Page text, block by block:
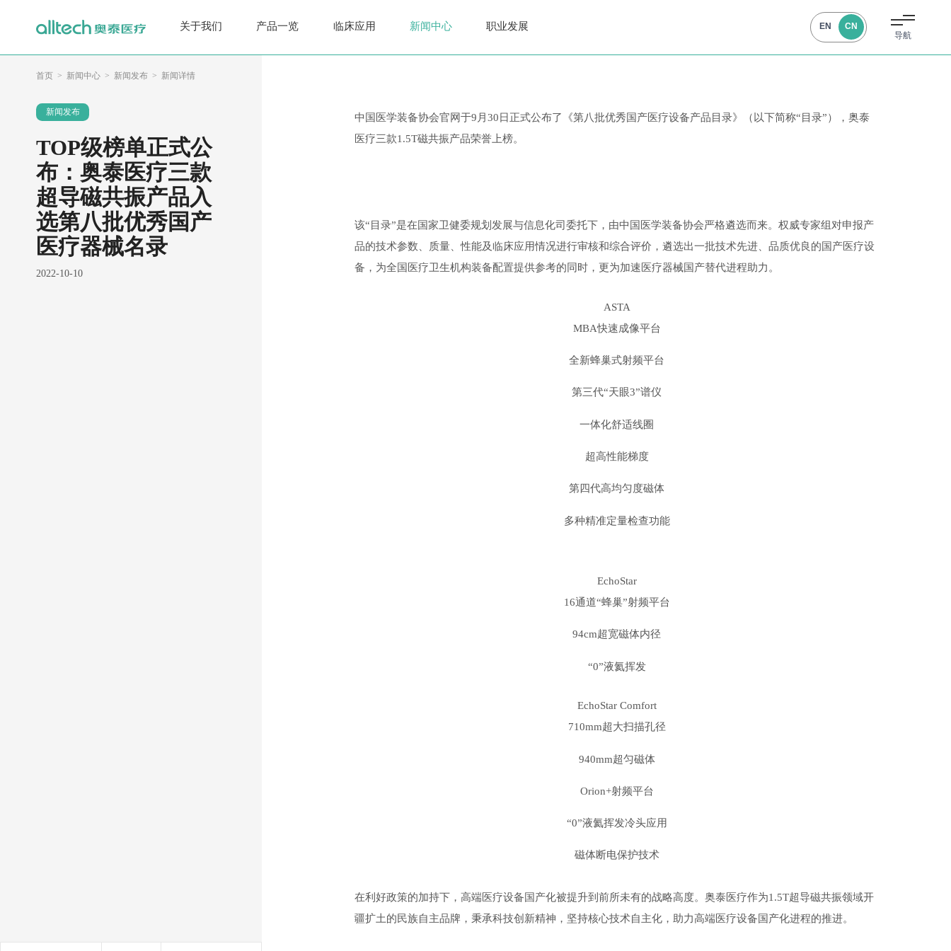
关于我们 产品一览 临床应用 新闻中心 职业发展 EN CN
导航
首页 新闻中心 新闻发布 新闻详情
新闻发布
TOP级榜单正式公
布：奥泰医疗三款
超导磁共振产品入
选第八批优秀国产
医疗器械名录
2022-10-10
中国医学装备协会官网于9月30日正式公布了《第八批优秀国产医疗设备产品目录》（以下简称“目录”），奥泰
医疗三款1.5T磁共振产品荣誉上榜。
该“目录”是在国家卫健委规划发展与信息化司委托下，由中国医学装备协会严格遴选而来。权威专家组对申报产
品的技术参数、质量、性能及临床应用情况进行审核和综合评价，遴选出一批技术先进、品质优良的国产医疗设
备，为全国医疗卫生机构装备配置提供参考的同时，更为加速医疗器械国产替代进程助力。
ASTA
MBA快速成像平台
全新蜂巢式射频平台
第三代“天眼3”谱仪
一体化舒适线圈
超高性能梯度
第四代高均匀度磁体
多种精准定量检查功能
EchoStar
16通道“蜂巢”射频平台
94cm超宽磁体内径
“0”液氦挥发
EchoStar Comfort
710mm超大扫描孔径
940mm超匀磁体
Orion+射频平台
“0”液氦挥发冷头应用
磁体断电保护技术
在利好政策的加持下，高端医疗设备国产化被提升到前所未有的战略高度。奥泰医疗作为1.5T超导磁共振领域开
疆扩土的民族自主品牌，秉承科技创新精神，坚持核心技术自主化，助力高端医疗设备国产化进程的推进。